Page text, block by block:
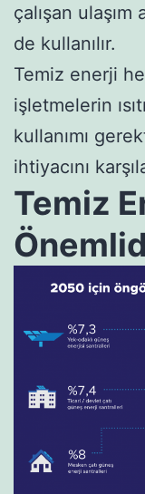
çalışan ulaşım
de kullanılır.
Temiz enerji
işletmelerin
kullanımı
ihtiyacını
Temiz